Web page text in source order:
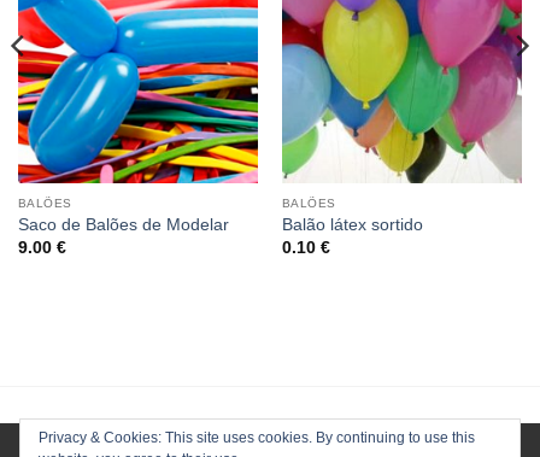
BALÕES
Saco de Balões de Modelar
9.00 €
BALÕES
Balão látex sortido
0.10 €
Privacy & Cookies: This site uses cookies. By continuing to use this